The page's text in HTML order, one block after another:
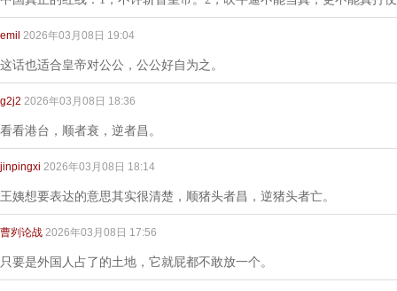
emil 2026年03月08日 19:04
这话也适合皇帝对公公，公公好自为之。
g2j2 2026年03月08日 18:36
看看港台，顺者衰，逆者昌。
jinpingxi 2026年03月08日 18:14
王姨想要表达的意思其实很清楚，顺猪头者昌，逆猪头者亡。
曹刿论战 2026年03月08日 17:56
只要是外国人占了的土地，它就屁都不敢放一个。